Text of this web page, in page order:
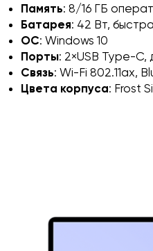
Память: 8/16 ГБ
Батарея: 42 Вт,
ОС: Windows 10
Порты: 2×USB Type-C,
Связь: Wi-Fi 802.11ax,
Цвета корпуса: Frost